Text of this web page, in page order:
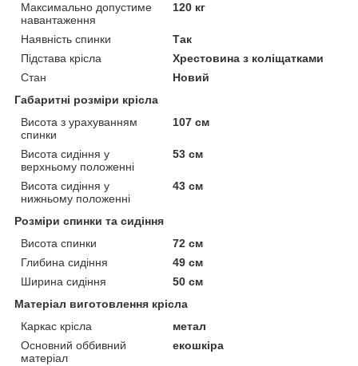
Максимально допустиме
навантаження
120 кг
Наявність спинки
Так
Підстава крісла
Хрестовина з коліщатками
Стан
Новий
Габаритні розміри крісла
Висота з урахуванням
спинки
107 см
Висота сидіння у
верхньому положенні
53 см
Висота сидіння у
нижньому положенні
43 см
Розміри спинки та сидіння
Висота спинки
72 см
Глибина сидіння
49 см
Ширина сидіння
50 см
Матеріал виготовлення крісла
Каркас крісла
метал
Основний оббивний
матеріал
екошкіра